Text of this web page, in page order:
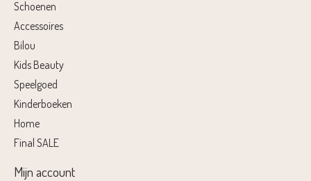
Schoenen
Accessoires
Bilou
Kids Beauty
Speelgoed
Kinderboeken
Home
Final SALE
Mijn account